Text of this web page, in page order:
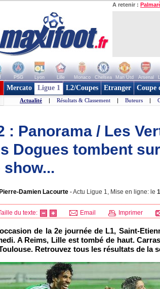
A retenir :
PSG Lyon Lille Monaco Chelsea Man Utd Arsenal
Mercato Ligue 1 L2/Coupes Etranger Coupe
Actualité | Résultats & Classement | Buteurs |
: Panorama / Les
Dogues tombent
show...
Pierre-Damien Lacourte -Actu Ligue 1, Mise en ligne: le
du texte: Email Imprimer
de la 2e journée de L1, Saint-
A Reims, Lilleest tombé de haut.
. Retrouvez tous les résultats de la